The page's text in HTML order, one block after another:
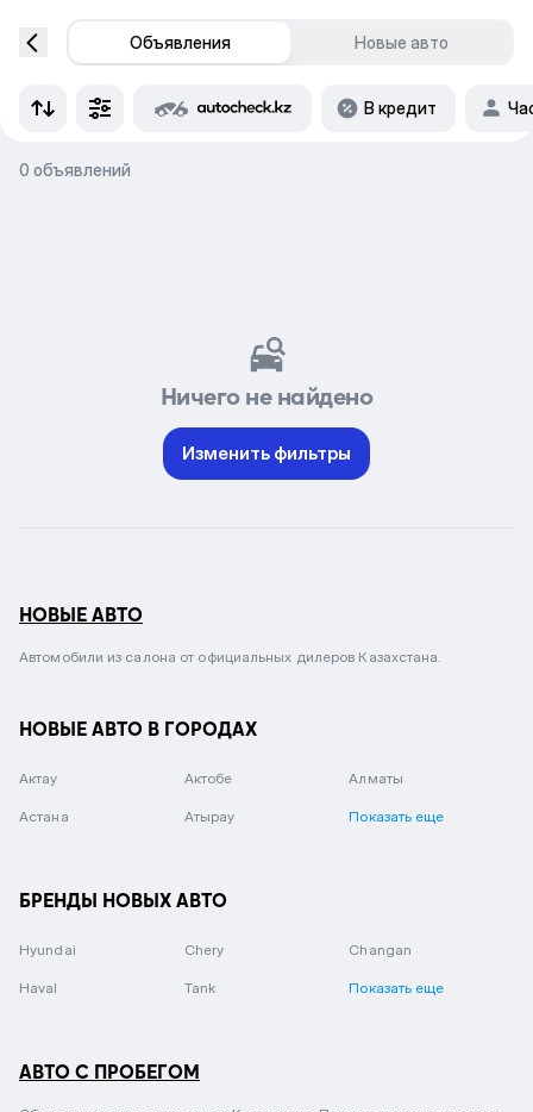
Объявления Новые авто
В кредит
0 объявлений
Ничего не найдено
Изменить фильтры
НОВЫЕ АВТО
Автомобили из салона от официальных дилеров Казахстана.
НОВЫЕ АВТО В ГОРОДАХ
Актау Актобе Алматы
Астана Атырау Показать еще
БРЕНДЫ НОВЫХ АВТО
Hyundai Chery Changan
Haval Tank Показать еще
АВТО С ПРОБЕГОМ